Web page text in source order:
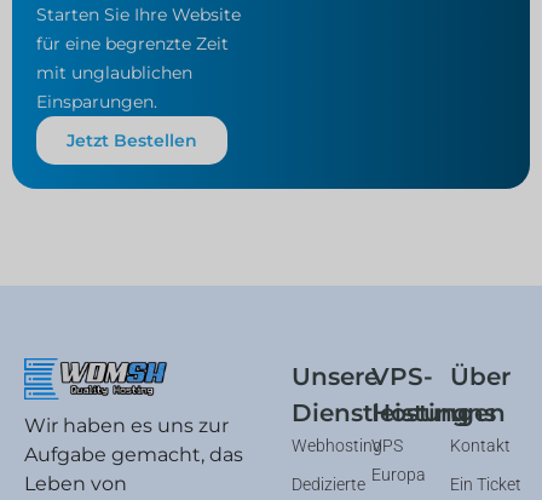
Starten Sie Ihre Website
für eine begrenzte Zeit
mit unglaublichen
Einsparungen.
Jetzt Bestellen
Wir haben es uns zur
Aufgabe gemacht, das
Leben von
Unsere
Dienstleistungen
Webhosting
Dedizierte
VPS-
Hosting
VPS
Europa
Über
uns
Kontakt
Ein Ticket